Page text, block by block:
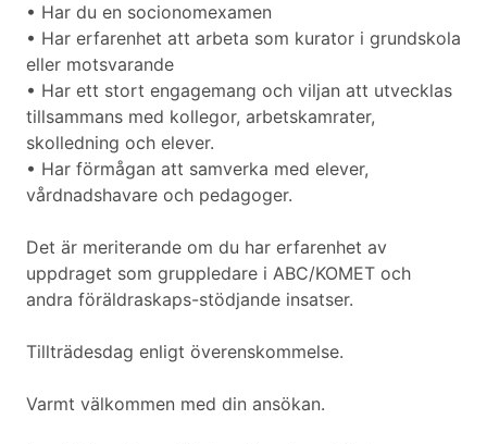
• Har du en socionomexamen
• Har erfarenhet att arbeta som kurator i grundskola
eller motsvarande
• Har ett stort engagemang och viljan att utvecklas
tillsammans med kollegor, arbetskamrater,
skolledning och elever.
• Har förmågan att samverka med elever,
vårdnadshavare och pedagoger.
Det är meriterande om du har erfarenhet av
uppdraget som gruppledare i ABC/KOMET och
andra föräldraskaps-stödjande insatser.
Tillträdesdag enligt överenskommelse.
Varmt välkommen med din ansökan.